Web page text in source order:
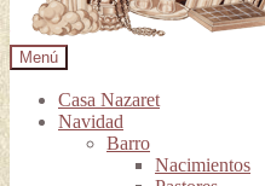
Menú
Casa Nazaret
Navidad
Barro
Nacimientos